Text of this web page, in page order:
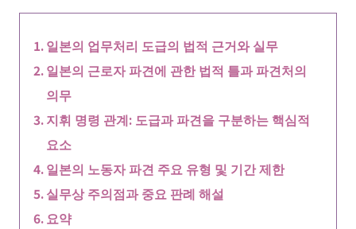
일본의 업무처리 도급의 법적 근거와 실무
일본의 근로자 파견에 관한 법적 틀과 파견처의
의무
지휘 명령 관계: 도급과 파견을 구분하는 핵심적
요소
일본의 노동자 파견 주요 유형 및 기간 제한
실무상 주의점과 중요 판례 해설
요약